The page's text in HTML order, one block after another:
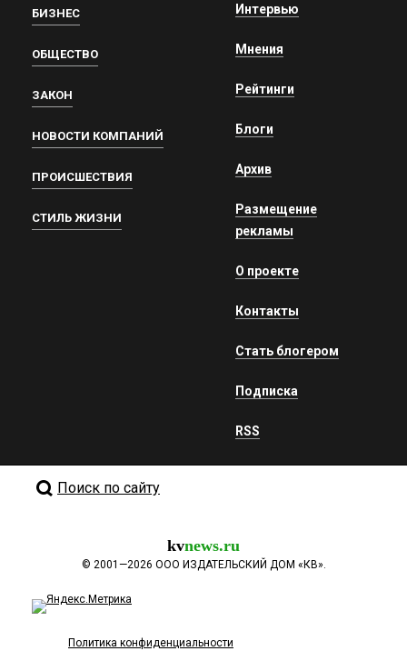
БИЗНЕС
ОБЩЕСТВО
ЗАКОН
НОВОСТИ КОМПАНИЙ
ПРОИСШЕСТВИЯ
СТИЛЬ ЖИЗНИ
Интервью
Мнения
Рейтинги
Блоги
Архив
Размещение
рекламы
О проекте
Контакты
Стать блогером
Подписка
RSS
Поиск по сайту
kvnews.ru
© 2001—2026 ООО ИЗДАТЕЛЬСКИЙ ДОМ «КВ».
Политика конфиденциальности